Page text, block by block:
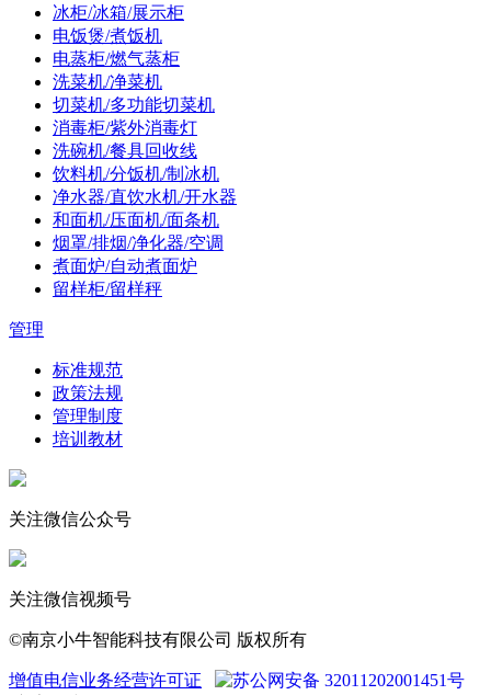
冰柜/冰箱/展示柜
电饭煲/煮饭机
电蒸柜/燃气蒸柜
洗菜机/净菜机
切菜机/多功能切菜机
消毒柜/紫外消毒灯
洗碗机/餐具回收线
饮料机/分饭机/制冰机
净水器/直饮水机/开水器
和面机/压面机/面条机
烟罩/排烟/净化器/空调
煮面炉/自动煮面炉
留样柜/留样秤
管理
标准规范
政策法规
管理制度
培训教材
关注微信公众号
关注微信视频号
©南京小牛智能科技有限公司 版权所有
增值电信业务经营许可证
苏公网安备 32011202001451号